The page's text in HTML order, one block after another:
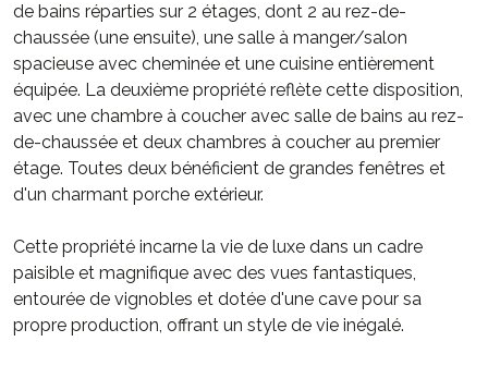
de bains réparties sur 2 étages, dont 2 au rez-de-
chaussée (une ensuite), une salle à manger/salon
spacieuse avec cheminée et une cuisine entièrement
équipée. La deuxième propriété reflète cette disposition,
avec une chambre à coucher avec salle de bains au rez-
de-chaussée et deux chambres à coucher au premier
étage. Toutes deux bénéficient de grandes fenêtres et
d'un charmant porche extérieur.
Cette propriété incarne la vie de luxe dans un cadre
paisible et magnifique avec des vues fantastiques,
entourée de vignobles et dotée d'une cave pour sa
propre production, offrant un style de vie inégalé.